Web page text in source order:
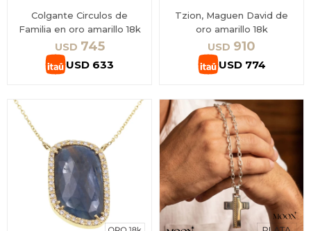
Colgante Circulos de
Familia en oro amarillo 18k
USD 745
USD 633
Tzion, Maguen David de
oro amarillo 18k
USD 910
USD 774